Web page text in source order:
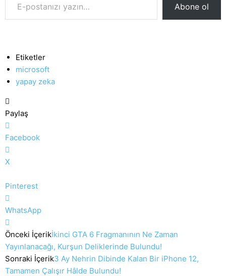
Abone ol
Etiketler
microsoft
yapay zeka
Paylaş
Facebook
X
Pinterest
WhatsApp
Önceki İçerikİkinci GTA 6 Fragmanının Ne Zaman
Yayınlanacağı, Kurşun Deliklerinde Bulundu!
Sonraki İçerik3 Ay Nehrin Dibinde Kalan Bir iPhone 12,
Tamamen Çalışır Hâlde Bulundu!